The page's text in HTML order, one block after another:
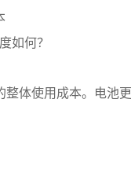
如何？
体使用成本。电池